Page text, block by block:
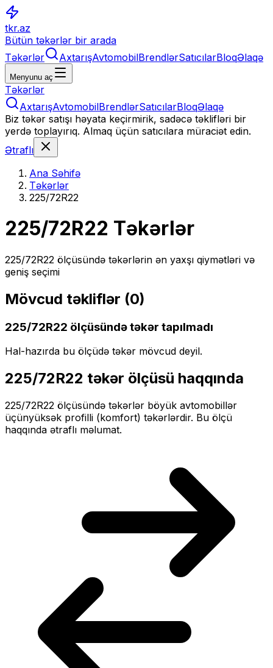
tkr.az
Bütün təkərlər bir arada
Təkərlər
AxtarışAvtomobilBrendlərSatıcılarBloqƏlaqə
Menyunu aç
Təkərlər
AxtarışAvtomobilBrendlərSatıcılarBloqƏlaqə
Biz təkər satışı həyata keçirmirik, sadəcə təklifləri bir
yerdə toplayırıq. Almaq üçün satıcılara müraciət edin.
Ətraflı
Ana Səhifə
Təkərlər
225/72R22
225/72R22 Təkərlər
225/72R22 ölçüsündə təkərlərin ən yaxşı qiymətləri və
geniş seçimi
Mövcud təkliflər (0)
225/72R22 ölçüsündə təkər tapılmadı
Hal-hazırda bu ölçüdə təkər mövcud deyil.
225/72R22 təkər ölçüsü haqqında
225/72R22 ölçüsündə təkərlər böyük avtomobillər
üçünyüksək profilli (komfort) təkərlərdir. Bu ölçü
haqqında ətraflı məlumat.